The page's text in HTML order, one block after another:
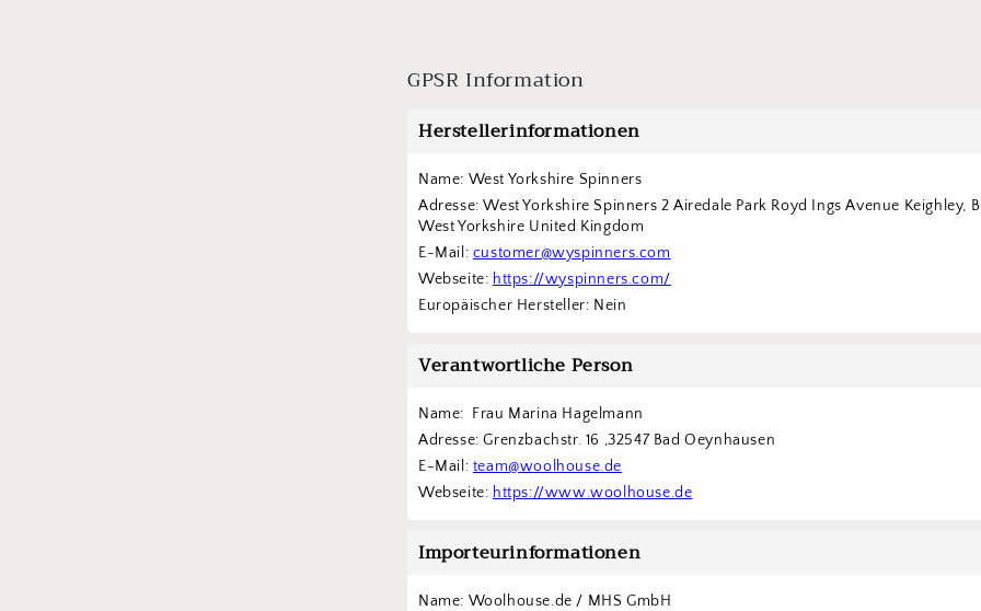
GPSR Information
Herstellerinformationen
Name: West Yorkshire Spinners
Adresse: West Yorkshire Spinners 2 Airedale Park Royd Ings Avenue Keighley,
West Yorkshire United Kingdom
E-Mail: customer@wyspinners.com
Webseite: https://wyspinners.com/
Europäischer Hersteller: Nein
Verantwortliche Person
Name:  Frau Marina Hagelmann
Adresse: Grenzbachstr. 16 ,32547 Bad Oeynhausen
E-Mail: team@woolhouse.de
Webseite: https://www.woolhouse.de
Importeurinformationen
Name: Woolhouse.de / MHS GmbH